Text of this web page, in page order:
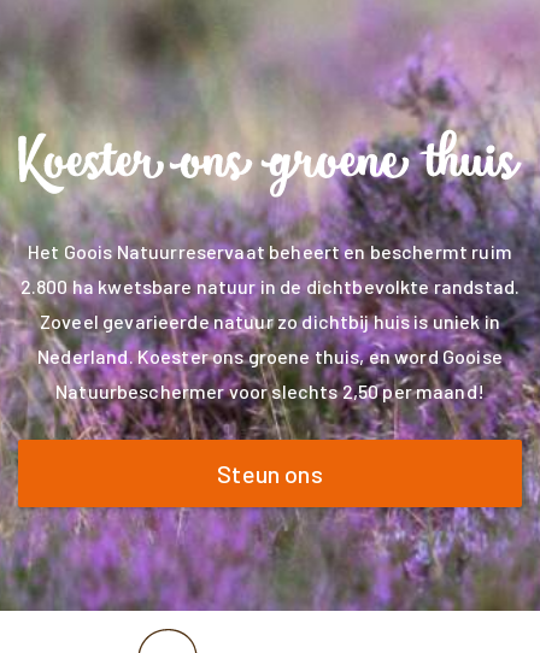
Het Goois Natuurreservaat beheert en beschermt ruim
2.800 ha kwetsbare natuur in de dichtbevolkte randstad.
Zoveel gevarieerde natuur zo dichtbij huis is uniek in
Nederland. Koester ons groene thuis, en word Gooise
Natuurbeschermer voor slechts 2,50 per maand!
Steun ons